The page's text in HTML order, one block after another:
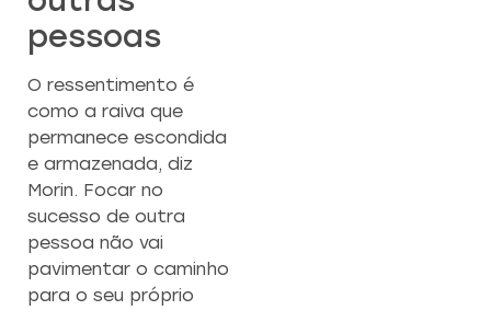
pessoas
O ressentimento é
como a raiva que
permanece escondida
e armazenada, diz
Morin. Focar no
sucesso de outra
pessoa não vai
pavimentar o caminho
para o seu próprio